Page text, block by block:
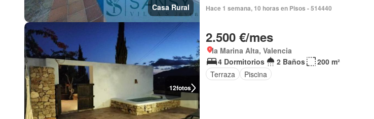
Casa Rural Hace 1 semana, 10 horas en Pisos - 514440
12fotos
2.500 €/mes
la Marina Alta, Valencia
4 Dormitorios
2 Baños
200 m²
Terraza
Piscina